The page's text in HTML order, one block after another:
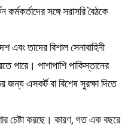
সঙ্গে সরাসরি বৈঠকে
এবং তাদের বিশাল সেনাবাহিনী
পারে। পাশাপাশি পাকিস্তানের
জন্য এসকর্ট বা বিশেষ সুরক্ষা দিতে
চেষ্টা করছে। কারণ, গত এক বছরে